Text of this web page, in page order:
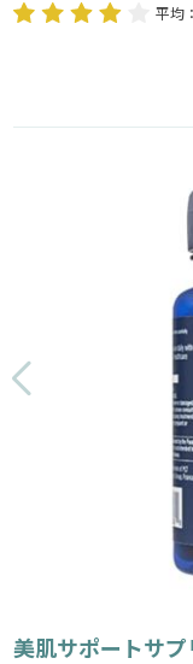
平均
美肌サポートサプ